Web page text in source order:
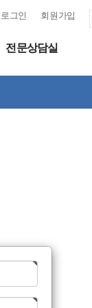
로그인 회원가입
전문상담실